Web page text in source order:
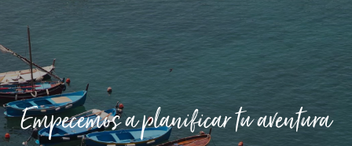
Empecemos a planificar tu aventura